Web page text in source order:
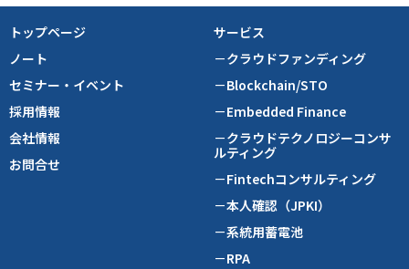
トップページ
ノート
セミナー・イベント
採用情報
会社情報
お問合せ
サービス
－クラウドファンディング
－Blockchain/STO
－Embedded Finance
－クラウドテクノロジーコンサ
ルティング
－Fintechコンサルティング
－本人確認（JPKI）
－系統用蓄電池
－RPA